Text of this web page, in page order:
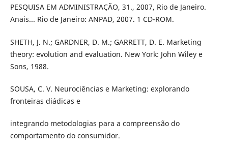
PESQUISA EM ADMINISTRAÇÃO, 31., 2007, Rio de Janeiro.
Anais... Rio de Janeiro: ANPAD, 2007. 1 CD-ROM.
SHETH, J. N.; GARDNER, D. M.; GARRETT, D. E. Marketing
theory: evolution and evaluation. New York: John Wiley e
Sons, 1988.
SOUSA, C. V. Neurociências e Marketing: explorando
fronteiras diádicas e
integrando metodologias para a compreensão do
comportamento do consumidor.